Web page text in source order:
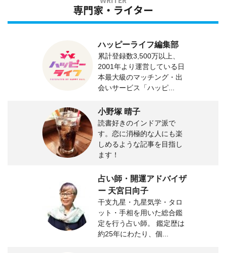
専門家・ライター
ハッピーライフ編集部
累計登録数3,500万以上、
2001年より運営している日
本最大級のマッチング・出
会いサービス「ハッピ...
小野塚 晴子
読書好きのインドア派で
す。恋に消極的な人にも楽
しめるような記事を目指し
ます！
占い師・開運アドバイザ
ー 天宮日向子
干支九星・九星気学・タロ
ット・手相を用いた総合鑑
定を行う占い師。 鑑定歴は
約25年にわたり、個...